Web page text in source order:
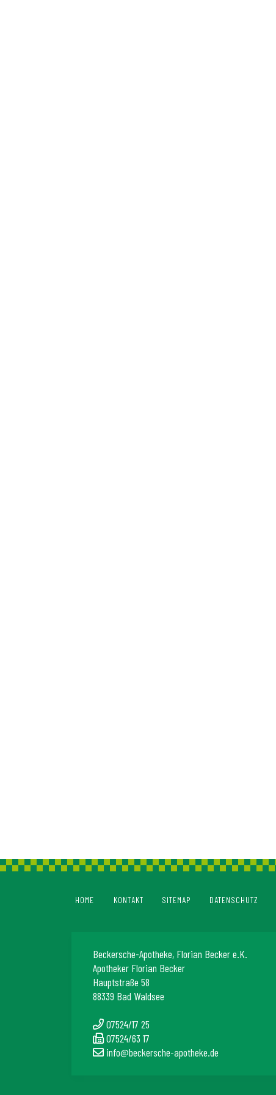
HOME KONTAKT SITEMAP DATENSCHUTZ
Beckersche-Apotheke, Florian Becker e.K.
Apotheker Florian Becker
Hauptstraße 58
88339 Bad Waldsee
07524/17 25
07524/63 17
info@beckersche-apotheke.de